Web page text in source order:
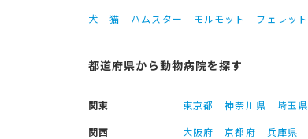
犬 猫 ハムスター モルモット フェレット
都道府県から動物病院を探す
関東 東京都 神奈川県 埼玉県
関西
大阪府 京都府 兵庫県